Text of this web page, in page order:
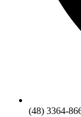
(48) 3364-